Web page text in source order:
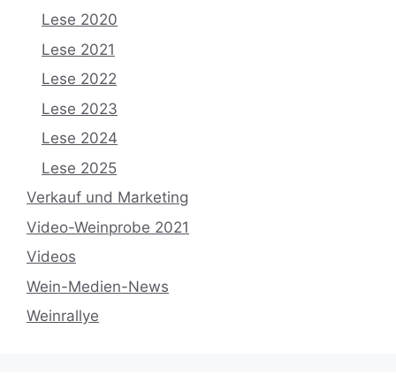
Lese 2020
Lese 2021
Lese 2022
Lese 2023
Lese 2024
Lese 2025
Verkauf und Marketing
Video-Weinprobe 2021
Videos
Wein-Medien-News
Weinrallye